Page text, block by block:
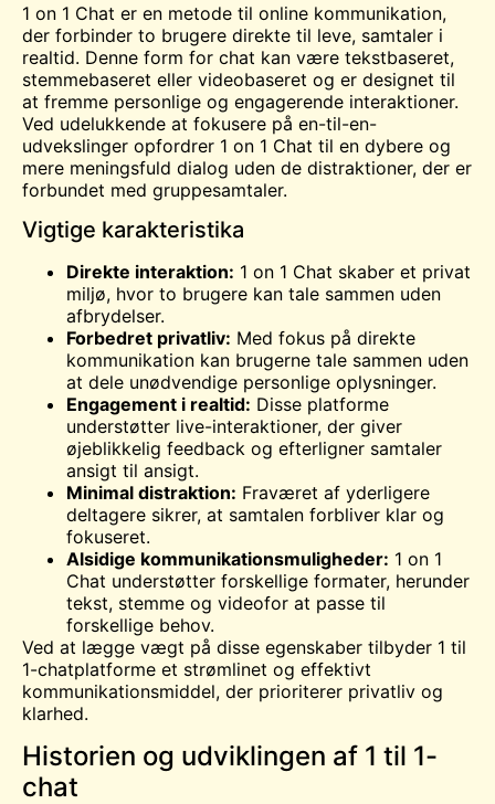
1 on 1 Chat er en metode til online kommunikation,
der forbinder to brugere direkte til leve, samtaler i
realtid. Denne form for chat kan være tekstbaseret,
stemmebaseret eller videobaseret og er designet til
at fremme personlige og engagerende interaktioner.
Ved udelukkende at fokusere på en-til-en-
udvekslinger opfordrer 1 on 1 Chat til en dybere og
mere meningsfuld dialog uden de distraktioner, der er
forbundet med gruppesamtaler.
Vigtige karakteristika
Direkte interaktion: 1 on 1 Chat skaber et privat
miljø, hvor to brugere kan tale sammen uden
afbrydelser.
Forbedret privatliv: Med fokus på direkte
kommunikation kan brugerne tale sammen uden
at dele unødvendige personlige oplysninger.
Engagement i realtid: Disse platforme
understøtter live-interaktioner, der giver
øjeblikkelig feedback og efterligner samtaler
ansigt til ansigt.
Minimal distraktion: Fraværet af yderligere
deltagere sikrer, at samtalen forbliver klar og
fokuseret.
Alsidige kommunikationsmuligheder: 1 on 1
Chat understøtter forskellige formater, herunder
tekst, stemme og videofor at passe til
forskellige behov.
Ved at lægge vægt på disse egenskaber tilbyder 1 til
1-chatplatforme et strømlinet og effektivt
kommunikationsmiddel, der prioriterer privatliv og
klarhed.
Historien og udviklingen af 1 til 1-
chat